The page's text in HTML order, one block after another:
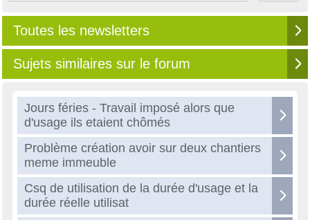
Toutes les newsletters
Sujets similaires sur le forum
Jours féries - Travail imposé alors que
d'usage ils etaient chômés
Problème création avoir sur deux chantiers
meme immeuble
Csq de utilisation de la durée d'usage et la
durée réelle utilisat